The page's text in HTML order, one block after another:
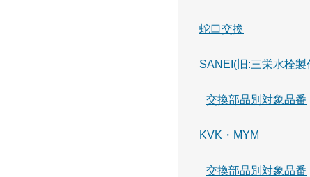
蛇口交換
SANEI(旧:三栄水栓製
交換部品別対象品番
KVK・MYM
交換部品別対象品番